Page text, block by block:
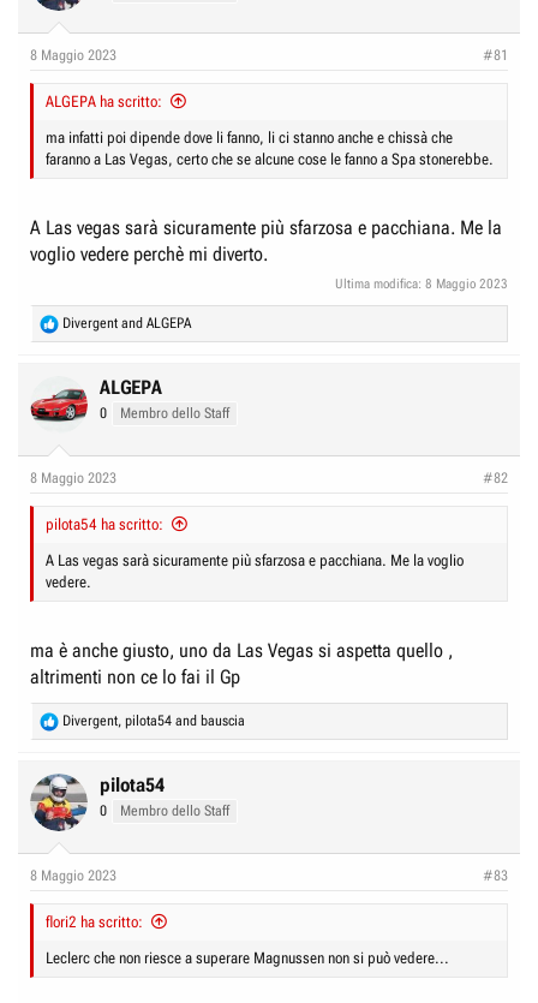
s
8 Maggio 2023 #81
ALGEPA ha scritto:
ma infatti poi dipende dove li fanno, li ci stanno anche e chissà che
faranno a Las Vegas, certo che se alcune cose le fanno a Spa stonerebbe.
A Las vegas sarà sicuramente più sfarzosa e pacchiana. Me la
voglio vedere perchè mi diverto.
Ultima modifica: 8 Maggio 2023
R
e
t
i
s
Divergent and ALGEPA
ALGEPA
0 Membro dello Staff
8 Maggio 2023 #82
pilota54 ha scritto:
A Las vegas sarà sicuramente più sfarzosa e pacchiana. Me la voglio
vedere.
ma è anche giusto, uno da Las Vegas si aspetta quello ,
altrimenti non ce lo fai il Gp
R
e
c
t
i
s
Divergent, pilota54 and bauscia
pilota54
0 Membro dello Staff
8 Maggio 2023 #83
flori2 ha scritto:
Leclerc che non riesce a superare Magnussen non si può vedere...